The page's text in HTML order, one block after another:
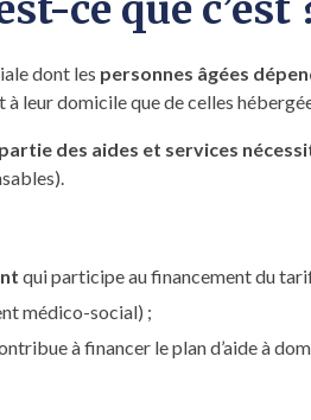
dont les personnes âgées
à leur domicile que de celles
des aides et services
qui participe au financement du
médico-social) ;
à financer le plan d’aide à